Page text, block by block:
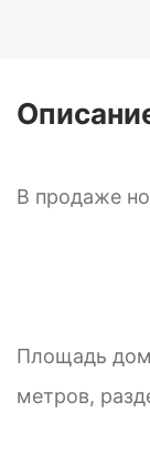
В продаже
Площадь
метров,